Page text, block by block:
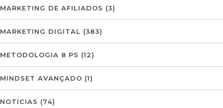
MARKETING DE AFILIADOS (3)
MARKETING DIGITAL (383)
METODOLOGIA 8 PS (12)
MINDSET AVANÇADO (1)
NOTÍCIAS (74)